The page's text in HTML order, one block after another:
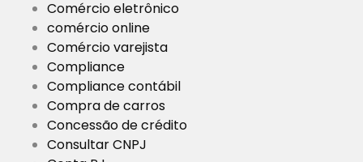
Comércio eletrônico
comércio online
Comércio varejista
Compliance
Compliance contábil
Compra de carros
Concessão de crédito
Consultar CNPJ